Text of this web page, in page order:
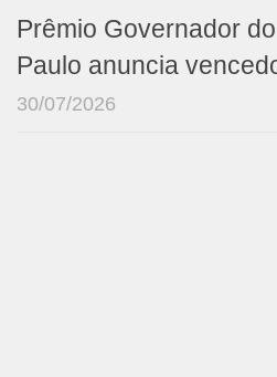
Prêmio Governador
Paulo anuncia
30/07/2026